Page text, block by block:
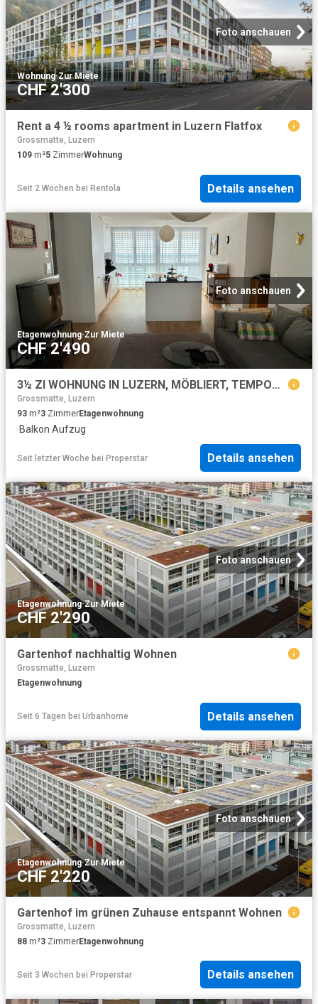
Foto anschauen
Wohnung·Zur Miete
CHF 2'300
Rent a 4 ½ rooms apartment in Luzern Flatfox
Grossmatte, Luzern
109 m²5 ZimmerWohnung
Seit 2 Wochen bei Rentola Details ansehen
Foto anschauen
Etagenwohnung·Zur Miete
CHF 2'490
3½ ZI WOHNUNG IN LUZERN, MÖBLIERT, TEMPORÄR
Grossmatte, Luzern
93 m²3 ZimmerEtagenwohnung
·Balkon·Aufzug
Seit letzter Woche bei Properstar Details ansehen
Foto anschauen
Etagenwohnung·Zur Miete
CHF 2'290
Gartenhof nachhaltig Wohnen
Grossmatte, Luzern
Etagenwohnung
Seit 6 Tagen bei Urbanhome Details ansehen
Foto anschauen
Etagenwohnung·Zur Miete
CHF 2'220
Gartenhof im grünen Zuhause entspannt Wohnen
Grossmatte, Luzern
88 m²3 ZimmerEtagenwohnung
Seit 3 Wochen bei Properstar Details ansehen